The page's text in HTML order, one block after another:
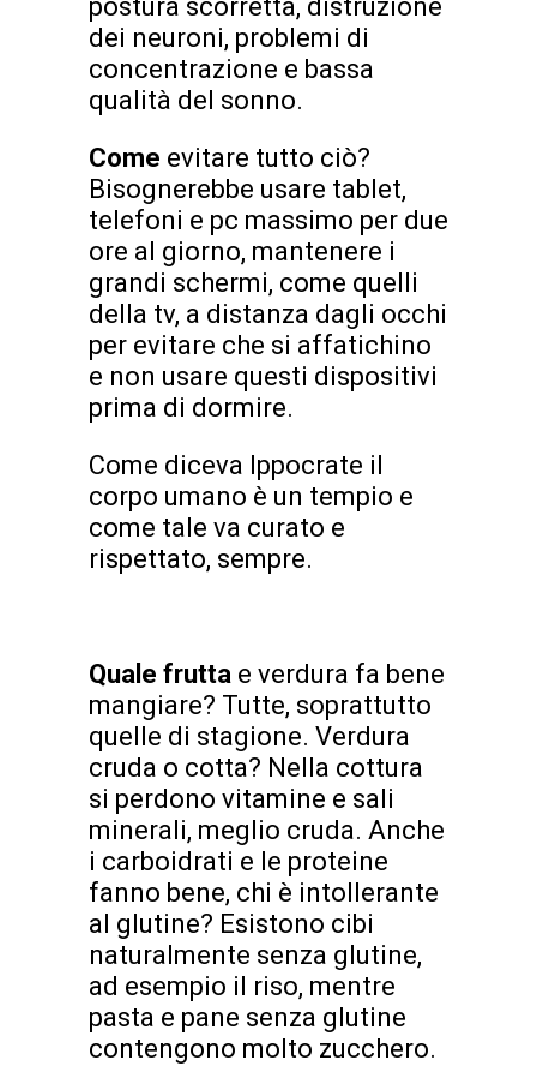
postura scorretta, distruzione
dei neuroni, problemi di
concentrazione e bassa
qualità del sonno.
Come evitare tutto ciò?
Bisognerebbe usare tablet,
telefoni e pc massimo per due
ore al giorno, mantenere i
grandi schermi, come quelli
della tv, a distanza dagli occhi
per evitare che si affatichino
e non usare questi dispositivi
prima di dormire.
Come diceva Ippocrate il
corpo umano è un tempio e
come tale va curato e
rispettato, sempre.
Quale frutta e verdura fa bene
mangiare? Tutte, soprattutto
quelle di stagione. Verdura
cruda o cotta? Nella cottura
si perdono vitamine e sali
minerali, meglio cruda. Anche
i carboidrati e le proteine
fanno bene, chi è intollerante
al glutine? Esistono cibi
naturalmente senza glutine,
ad esempio il riso, mentre
pasta e pane senza glutine
contengono molto zucchero.